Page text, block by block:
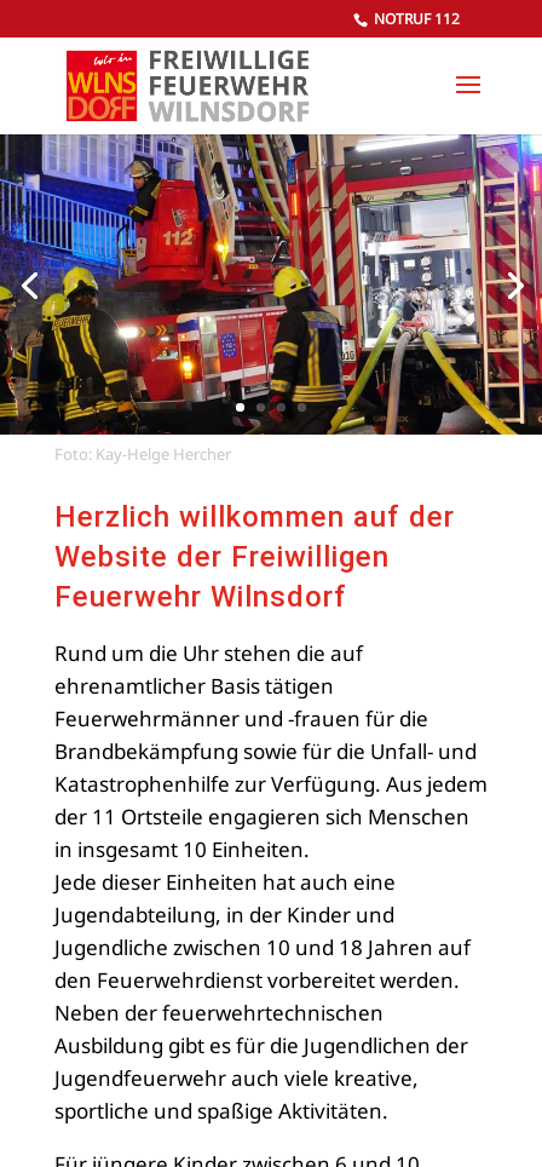
NOTRUF 112
Foto: Kay-Helge Hercher
Herzlich willkommen auf der
Website der Freiwilligen
Feuerwehr Wilnsdorf
Rund um die Uhr stehen die auf
ehrenamtlicher Basis tätigen
Feuerwehrmänner und -frauen für die
Brandbekämpfung sowie für die Unfall- und
Katastrophenhilfe zur Verfügung. Aus jedem
der 11 Ortsteile engagieren sich Menschen
in insgesamt 10 Einheiten.
Jede dieser Einheiten hat auch eine
Jugendabteilung, in der Kinder und
Jugendliche zwischen 10 und 18 Jahren auf
den Feuerwehrdienst vorbereitet werden.
Neben der feuerwehrtechnischen
Ausbildung gibt es für die Jugendlichen der
Jugendfeuerwehr auch viele kreative,
sportliche und spaßige Aktivitäten.